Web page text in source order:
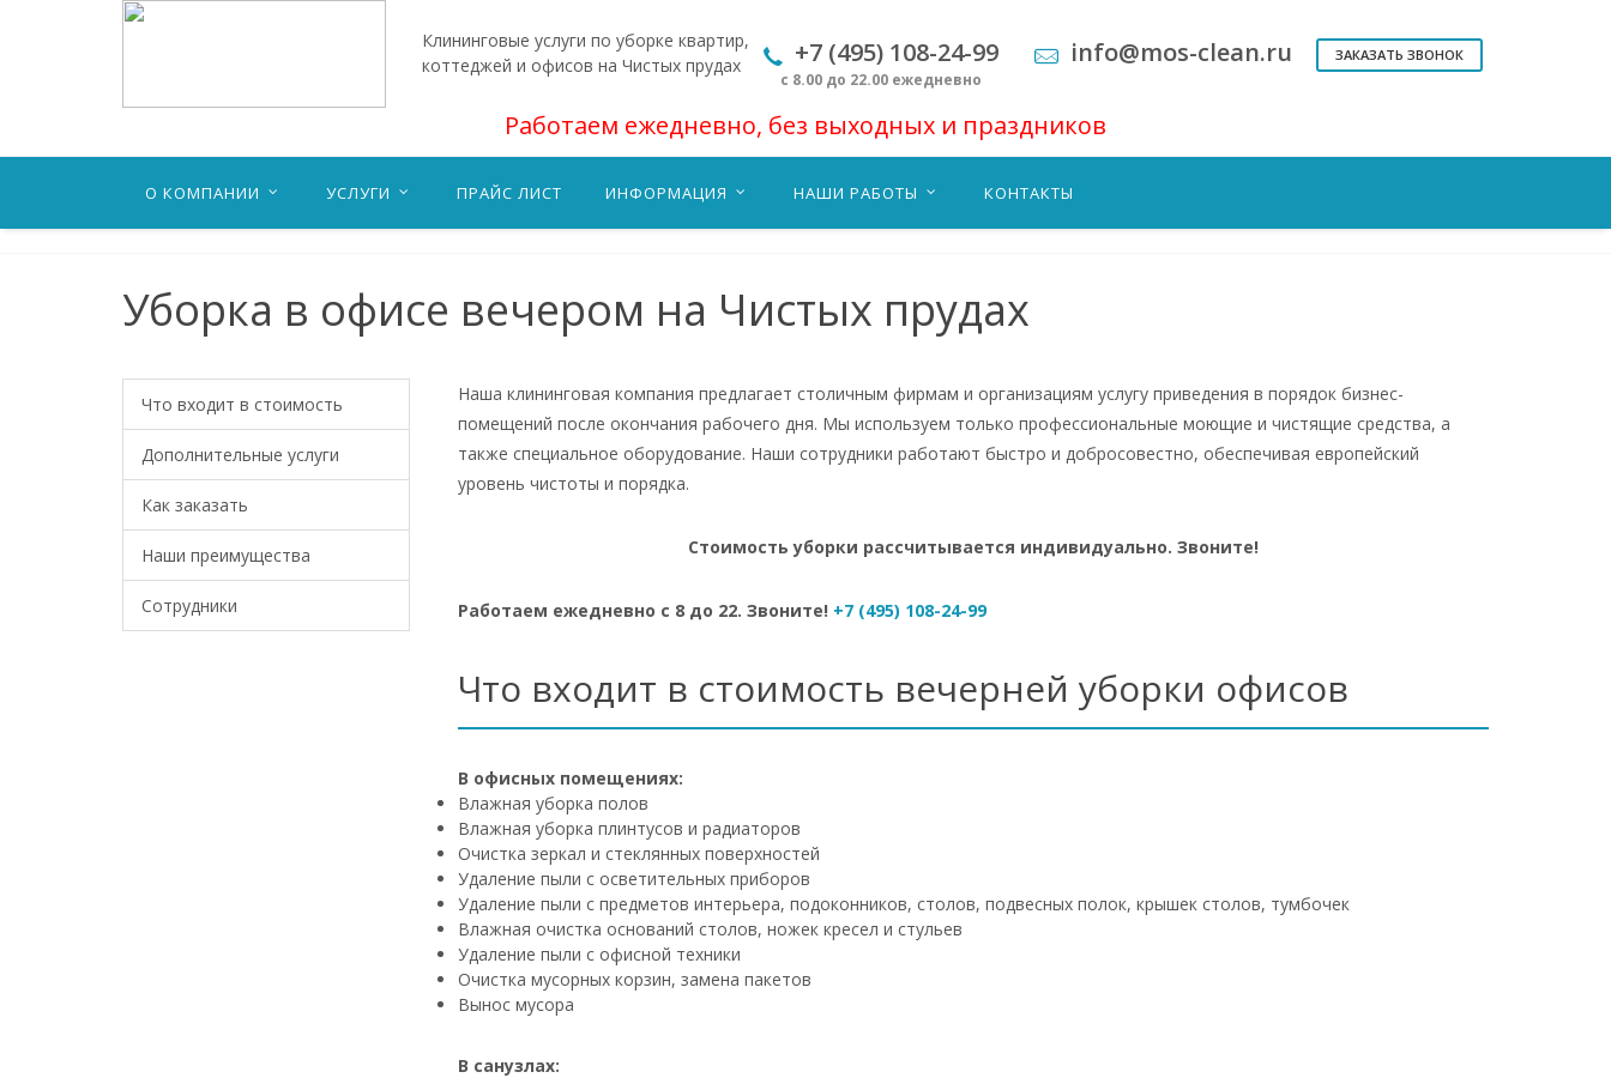
Клининговые услуги по уборке квартир,
коттеджей и офисов на Чистых прудах
+7 (495) 108-24-99
с 8.00 до 22.00 ежедневно
info@mos-clean.ru ЗАКАЗАТЬ ЗВОНОК
Работаем ежедневно, без выходных и праздников
О КОМПАНИИ УСЛУГИ ПРАЙС ЛИСТ ИНФОРМАЦИЯ НАШИ РАБОТЫ КОНТАКТЫ
Уборка в офисе вечером на Чистых прудах
Что входит в стоимость
Дополнительные услуги
Как заказать
Наши преимущества
Сотрудники
Наша клининговая компания предлагает столичным фирмам и организациям услугу приведения в порядок бизнес-
помещений после окончания рабочего дня. Мы используем только профессиональные моющие и чистящие средства, а
также специальное оборудование. Наши сотрудники работают быстро и добросовестно, обеспечивая европейский
уровень чистоты и порядка.
Стоимость уборки рассчитывается индивидуально. Звоните!
Работаем ежедневно с 8 до 22. Звоните! +7 (495) 108-24-99
Что входит в стоимость вечерней уборки офисов
В офисных помещениях:
Влажная уборка полов
Влажная уборка плинтусов и радиаторов
Очистка зеркал и стеклянных поверхностей
Удаление пыли с осветительных приборов
Удаление пыли с предметов интерьера, подоконников, столов, подвесных полок, крышек столов, тумбочек
Влажная очистка оснований столов, ножек кресел и стульев
Удаление пыли с офисной техники
Очистка мусорных корзин, замена пакетов
Вынос мусора
В санузлах: